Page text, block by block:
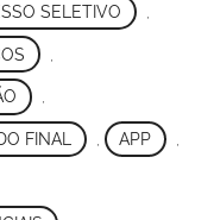
SELETIVO
,
FINAL APP